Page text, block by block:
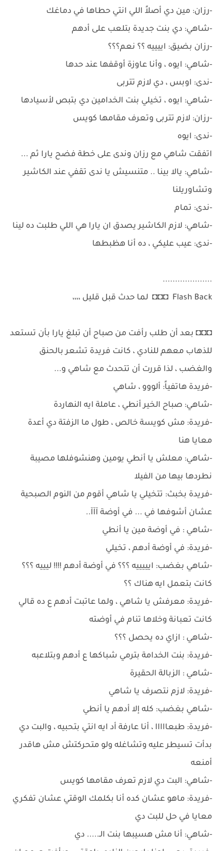
-رزان: مين دي أصلاً اللي انتي حطاها في دماغك
-شاهي: دي بنت جديدة بتلعب على أدهم
-رزان بضيق: اييييه ؟؟ نعم؟؟؟
-شاهي: ايوه ، وأنا عاوزة أوقفها عند حدها
-ندى: اوبس ، دي لازم تتربى
-شاهي: ايوه ، تخيلي بنت الخدامين دي بتبص لأسيادها
-رزان: لازم تتربى وتعرف مقامها كويس
-ندى: ايوه
اتفقت شاهي مع رزان وندى على خطة فضح يارا ثم ...
-شاهي: يالا بينا .. متنسيش يا ندى تقفي عند الكاشير
وتشاوريلنا
-ندى: تمام
-شاهي: لازم الكاشير يصدق ان يارا هي اللي طلبت ده لينا
-ندى: عيب عليكي ، ده أنا هظبطها
....................
Flash Back ◘◘◘ لما حدث قبل قليل ،،،،
◘◘◘ بعد أن طلب رأفت من صباح أن تبلغ يارا بأن تستعد
للذهاب معهم للنادي ، كانت فريدة تشعر بالحنق
والغضب ، لذا قررت أن تتحدث مع شاهي و...
-فريدة هاتفياً: ألووو ، شاهي
-شاهي: صباح الخير أنطي ، عاملة ايه النهاردة
-فريدة: مش كويسة خالص ، طول ما الزفتة دي أعدة
معايا هنا
-شاهي: معلش يا أنطي يومين وهنشوفلها مصيبة
نطردها بيها من الفيلا
-فريدة بخبث: تتخيلي يا شاهي أقوم من النوم الصبحية
عشان أشوفها في ... في أوضة آآآ..
-شاهي : في أوضة مين يا أنطي
-فريدة: في أوضة أدهم ، تخيلي
-شاهي بغضب: ايييييه ؟؟؟ في أوضة أدهم !!!! ليييه ؟؟؟
كانت بتعمل ايه هناك ؟؟
-فريدة: معرفش يا شاهي ، ولما عاتبت أدهم ع ده قالي
كانت تعبانة وخلاها تنام في أوضته
-شاهي : ازاي ده يحصل ؟؟؟
-فريدة: بنت الخدامة بترمي شباكها ع أدهم وبتلاعبه
-شاهي : الزبالة الحقيرة
-فريدة: لازم نتصرف يا شاهي
-شاهي بغضب: كله إلا أدهم يا أنطي
-فريدة: طبعااااا ، أنا عارفة أد ايه انتي بتحبيه ، والبت دي
بدأت تسيطر عليه وتشاغله ولو متحركتش مش هاقدر
أمنعه
-شاهي: البت دي لازم تعرف مقامها كويس
-فريدة: ماهو عشان كده أنا بكلمك الوقتي عشان تفكري
معايا في حل للبت دي
-شاهي: أنا مش هسيبها بنت الـ..... دي